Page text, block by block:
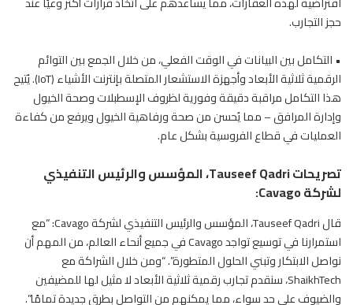
حجز التجارب.
• التكامل بين البيانات في الوقت الفعلي، من خلال الجمع بين التوائم
الرقمية ثلاثية الأبعاد وأجهزة الاستشعار المتصلة بإنترنت الأشياء (IoT). يُتيح
هذا التكامل مراقبة دقيقة وفورية لظروف الإسطبلات وصحة الخيول
وإدارة المرافق – مما يُحسن من صحة ورفاهيةالخيولويرفع من كفاءة
العمليات في قطاع الفروسية بشكل عام.
تصريحات Tauseef Qadri، المؤسس والرئيس التنفيذي
لشركة Cavago:
قال Tauseef Qadri، المؤسس والرئيس التنفيذي لشركة Cavago: “مع
استمرارنا في توسيع تواجد Cavago في جميع أنحاء العالم، من المهم أن
نواصل الابتكار وتبني الحلول المتطورة”. “ومن خلال الشراكة مع
ShaikhTech، سنقدم تجارب رقمية ثلاثية الأبعاد لا مثيل لها للمضيفين
والضيوف على حد سواء، مما يمكنهم من التواصل بطرق جديدة تمامًا”.